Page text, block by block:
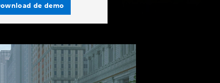
de demo